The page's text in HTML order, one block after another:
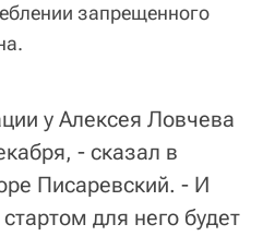
запрещенного
у Алексея Ловчева
- сказал в
Писаревский. - И
для него будет